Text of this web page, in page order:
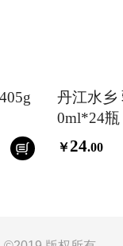
丹江水乡
0ml*24瓶
￥24.00